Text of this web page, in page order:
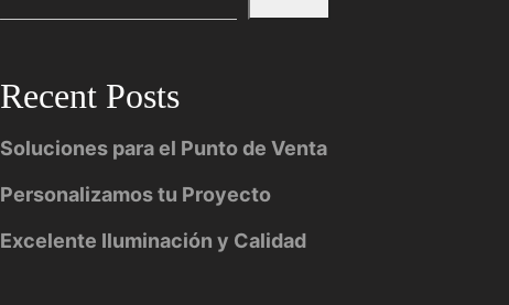
Recent Posts
Soluciones para el Punto de Venta
Personalizamos tu Proyecto
Excelente Iluminación y Calidad